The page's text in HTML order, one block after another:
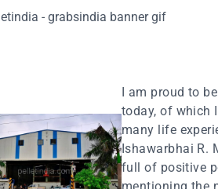
I am proud to
today, of which
many life
Ishawarbhai R.
full of positive
mentioning the